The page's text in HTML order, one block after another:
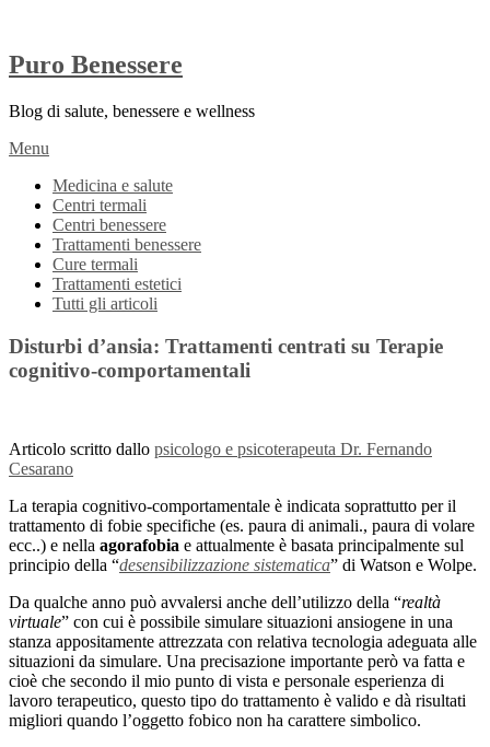
Puro Benessere
Blog di salute, benessere e wellness
Menu
Medicina e salute
Centri termali
Centri benessere
Trattamenti benessere
Cure termali
Trattamenti estetici
Tutti gli articoli
Disturbi d’ansia: Trattamenti centrati su Terapie
cognitivo-comportamentali
Articolo scritto dallo psicologo e psicoterapeuta Dr. Fernando
Cesarano
La terapia cognitivo-comportamentale è indicata soprattutto per il
trattamento di fobie specifiche (es. paura di animali., paura di volare
ecc..) e nella agorafobia e attualmente è basata principalmente sul
principio della “desensibilizzazione sistematica” di Watson e Wolpe.
Da qualche anno può avvalersi anche dell’utilizzo della “realtà
virtuale” con cui è possibile simulare situazioni ansiogene in una
stanza appositamente attrezzata con relativa tecnologia adeguata alle
situazioni da simulare. Una precisazione importante però va fatta e
cioè che secondo il mio punto di vista e personale esperienza di
lavoro terapeutico, questo tipo do trattamento è valido e dà risultati
migliori quando l’oggetto fobico non ha carattere simbolico.